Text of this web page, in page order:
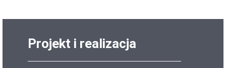
Projekt i realizacja